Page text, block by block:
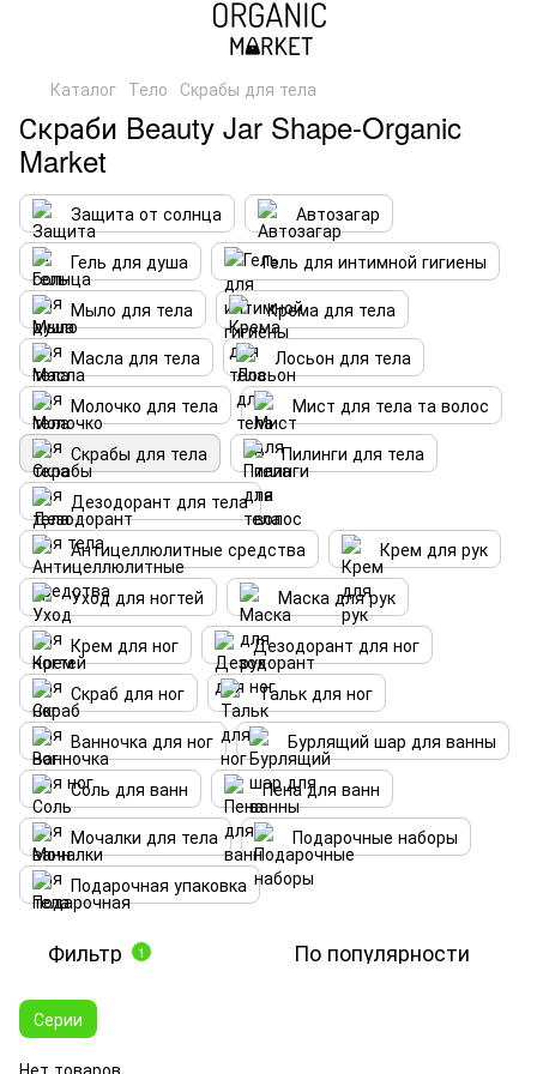
Каталог Тело Скрабы для тела
Скраби Beauty Jar Shape-Organic
Market
Защита от солнца
Автозагар
Гель для душа
Гель для интимной гигиены
Мыло для тела
Крема для тела
Масла для тела
Лосьон для тела
Молочко для тела
Мист для тела та волос
Скрабы для тела
Пилинги для тела
Дезодорант для тела
Антицеллюлитные средства
Крем для рук
Уход для ногтей
Маска для рук
Крем для ног
Дезодорант для ног
Скраб для ног
Тальк для ног
Ванночка для ног
Бурлящий шар для ванны
Соль для ванн
Пена для ванн
Мочалки для тела
Подарочные наборы
Подарочная упаковка
Фильтр 1 По популярности
Серии
Нет товаров